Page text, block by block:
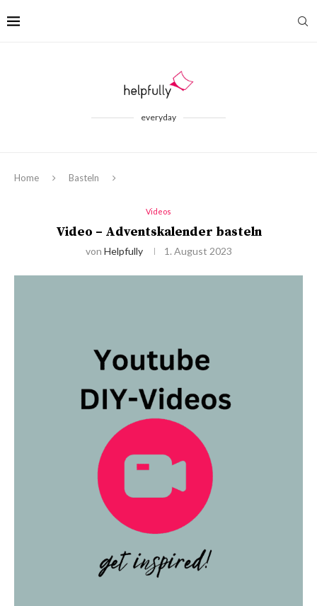
everyday
Home Basteln
Videos
Video – Adventskalender basteln
von Helpfully 1. August 2023